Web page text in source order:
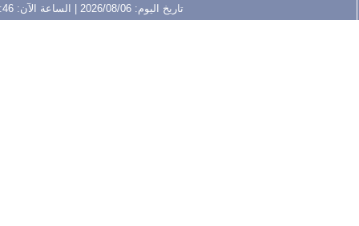
تاريخ اليوم: 2026/08/06 | الساعة الآن: 12:46